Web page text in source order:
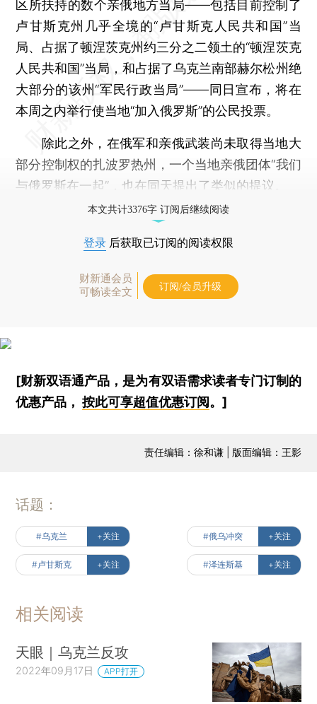
区所扶持的数个亲俄地方当局——包括目前控制了
卢甘斯克州几乎全境的“卢甘斯克人民共和国”当
局、占据了顿涅茨克州约三分之二领土的“顿涅茨克
人民共和国”当局，和占据了乌克兰南部赫尔松州绝
大部分的该州“军民行政当局”——同日宣布，将在
本周之内举行使当地“加入俄罗斯”的公民投票。
除此之外，在俄军和亲俄武装尚未取得当地大
部分控制权的扎波罗热州，一个当地亲俄团体“我们
与俄罗斯在一起”，也在同天提出了类似的提议。
本文共计3376字 订阅后继续阅读
登录 后获取已订阅的阅读权限
财新通会员
可畅读全文
订阅/会员升级
[财新双语通产品，是为有双语需求读者专门订制的
优惠产品，按此可享超值优惠订阅。]
责任编辑：徐和谦 | 版面编辑：王影
话题：
#乌克兰 +关注 #俄乌冲突 +关注
#卢甘斯克 +关注 #泽连斯基 +关注
相关阅读
天眼｜乌克兰反攻
2022年09月17日 APP打开